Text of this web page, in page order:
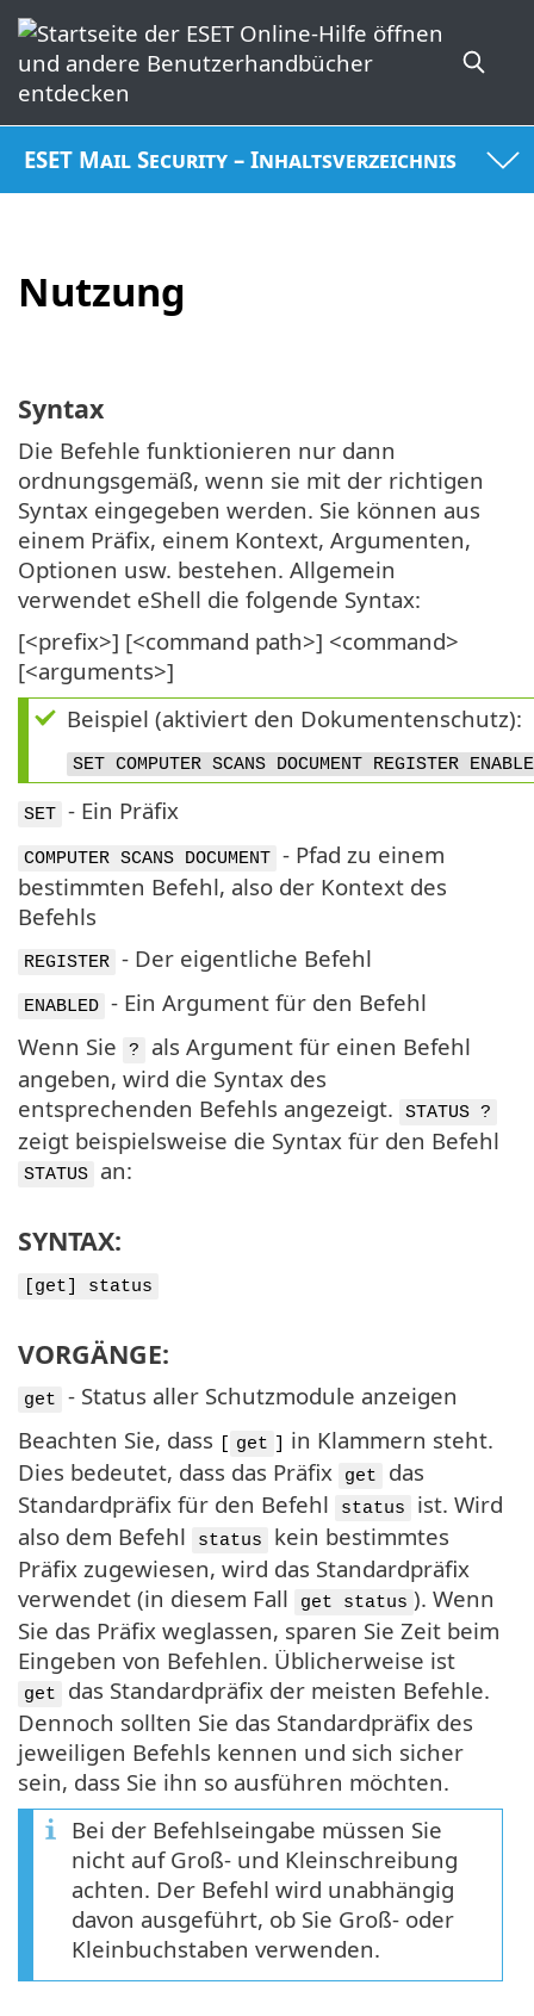
ESET Mail Security – Inhaltsverzeichnis
Nutzung
Syntax
Die Befehle funktionieren nur dann
ordnungsgemäß, wenn sie mit der richtigen
Syntax eingegeben werden. Sie können aus
einem Präfix, einem Kontext, Argumenten,
Optionen usw. bestehen. Allgemein
verwendet eShell die folgende Syntax:
[<prefix>] [<command path>] <command>
[<arguments>]
Beispiel (aktiviert den Dokumentenschutz):
SET COMPUTER SCANS DOCUMENT REGISTER
SET - Ein Präfix
COMPUTER SCANS DOCUMENT
- Pfad zu einem
bestimmten Befehl, also der Kontext des
Befehls
REGISTER - Der eigentliche Befehl
ENABLED
- Ein Argument für den Befehl
Wenn Sie
?
als Argument für einen Befehl
angeben, wird die Syntax des
entsprechenden Befehls angezeigt.
STATUS ?
zeigt beispielsweise die Syntax für den Befehl
STATUS an:
SYNTAX:
[get] status
VORGÄNGE:
get
- Status aller Schutzmodule anzeigen
Beachten Sie, dass
get
in Klammern steht.
Dies bedeutet, dass das Präfix
get
das
Standardpräfix für den Befehl
status
ist. Wird
also dem Befehl
status
kein bestimmtes
Präfix zugewiesen, wird das Standardpräfix
verwendet (in diesem Fall
get status ). Wenn
Sie das Präfix weglassen, sparen Sie Zeit beim
Eingeben von Befehlen. Üblicherweise ist
get
das Standardpräfix der meisten Befehle.
Dennoch sollten Sie das Standardpräfix des
jeweiligen Befehls kennen und sich sicher
sein, dass Sie ihn so ausführen möchten.
Bei der Befehlseingabe müssen Sie
nicht auf Groß- und Kleinschreibung
achten. Der Befehl wird unabhängig
davon ausgeführt, ob Sie Groß- oder
Kleinbuchstaben verwenden.